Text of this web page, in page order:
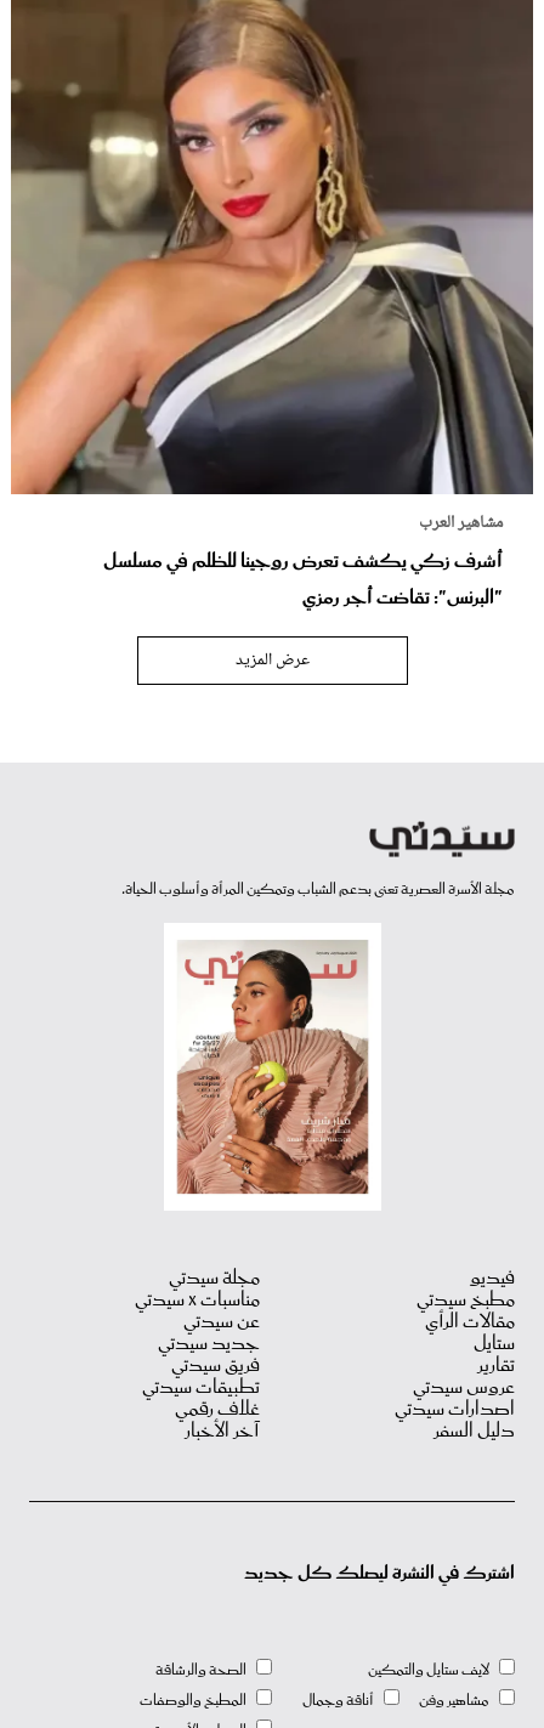
مشاهير العرب
أشرف زكي يكشف تعرض روجينا للظلم في مسلسل
"البرنس": تقاضت أجر رمزي
عرض المزيد
مجلة الأسرة العصرية تعنى بدعم الشباب وتمكين المرأة وأسلوب الحياة.
فيديو
مطبخ سيدتي
مقالات الرأي
ستايل
تقارير
عروس سيدتي
اصدارات سيدتي
دليل السفر
مجلة سيدتي
مناسبات X سيدتي
عن سيدتي
جديد سيدتي
فريق سيدتي
تطبيقات سيدتي
غلاف رقمي
آخر الأخبار
اشترك في النشرة ليصلك كل جديد
لايف ستايل والتمكين
مشاهير وفن
أناقة وجمال
الصحة والرشاقة
المطبخ والوصفات